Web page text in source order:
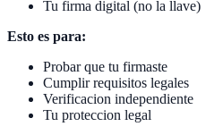
Tu firma digital (no la llave)
Esto es para:
Probar que tu firmaste
Cumplir requisitos legales
Verificacion independiente
Tu proteccion legal